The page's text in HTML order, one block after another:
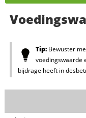
Tip:Bewuster
voedingswaarde
bijdrage heeft in